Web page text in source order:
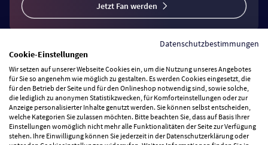
Jetzt Fan werden
Vertrag widerrufen
Zahlungsarten
Wir versenden mit
Datenschutzbestimmungen
Cookie-Einstellungen
Wir setzen auf unserer Webseite Cookies ein, um die Nutzung unseres Angebotes
für Sie so angenehm wie möglich zu gestalten. Es werden Cookies eingesetzt, die
für den Betrieb der Seite und für den Onlineshop notwendig sind, sowie solche,
die lediglich zu anonymen Statistikzwecken, für Komforteinstellungen oder zur
Anzeige personalisierter Inhalte genutzt werden. Sie können selbst entscheiden,
welche Kategorien Sie zulassen möchten. Bitte beachten Sie, dass auf Basis Ihrer
Einstellungen womöglich nicht mehr alle Funktionalitäten der Seite zur Verfügung
stehen. Ihre Einwilligung können Sie jederzeit in der Datenschutzerklärung oder